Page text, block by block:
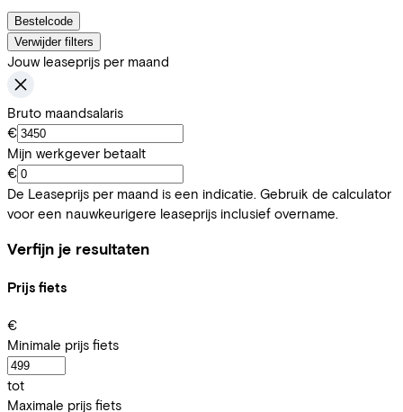
Bestelcode
Verwijder filters
Jouw leaseprijs per maand
Bruto maandsalaris
€
Mijn werkgever betaalt
€
De Leaseprijs per maand is een indicatie. Gebruik de calculator
voor een nauwkeurigere leaseprijs inclusief overname.
Verfijn je resultaten
Prijs fiets
€
Minimale prijs fiets
tot
Maximale prijs fiets